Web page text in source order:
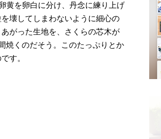
黄を卵白に分け、丹念に練り上げ
壊してしまわないように細心の
がった生地を、さくらの芯木が
焼くのだそう。このたっぷりとか
す。